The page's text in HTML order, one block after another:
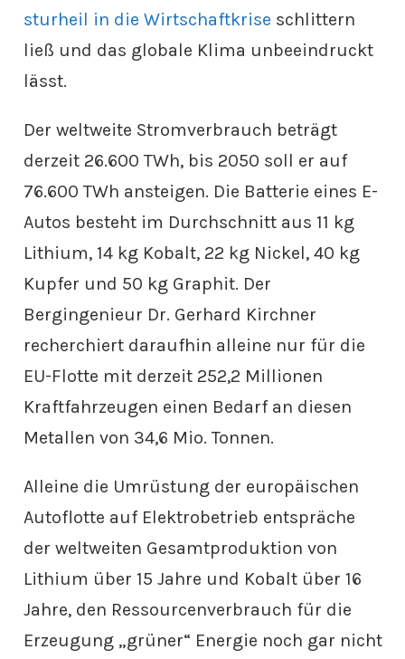
sturheil in die Wirtschaftkrise schlittern
ließ und das globale Klima unbeeindruckt
lässt.
Der weltweite Stromverbrauch beträgt
derzeit 26.600 TWh, bis 2050 soll er auf
76.600 TWh ansteigen. Die Batterie eines E-
Autos besteht im Durchschnitt aus 11 kg
Lithium, 14 kg Kobalt, 22 kg Nickel, 40 kg
Kupfer und 50 kg Graphit. Der
Bergingenieur Dr. Gerhard Kirchner
recherchiert daraufhin alleine nur für die
EU-Flotte mit derzeit 252,2 Millionen
Kraftfahrzeugen einen Bedarf an diesen
Metallen von 34,6 Mio. Tonnen.
Alleine die Umrüstung der europäischen
Autoflotte auf Elektrobetrieb entspräche
der weltweiten Gesamtproduktion von
Lithium über 15 Jahre und Kobalt über 16
Jahre, den Ressourcenverbrauch für die
Erzeugung „grüner“ Energie noch gar nicht